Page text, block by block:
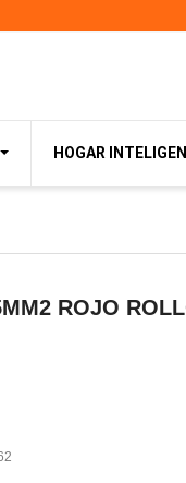
HOGAR
ROJO